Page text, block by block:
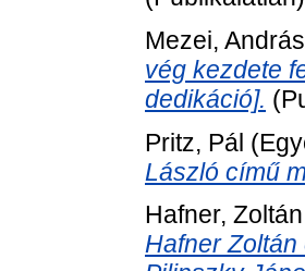
Mezei, András
vég kezdete
dedikáció].
Pritz, Pál
László című
Hafner, Zoltán
Hafner